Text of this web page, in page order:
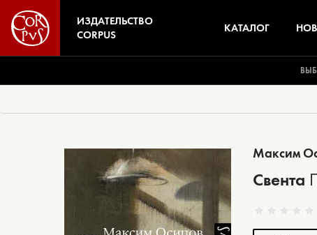
ИЗДАТЕЛЬСТВО
CORPUS
КАТАЛОГ
Максим
Свента